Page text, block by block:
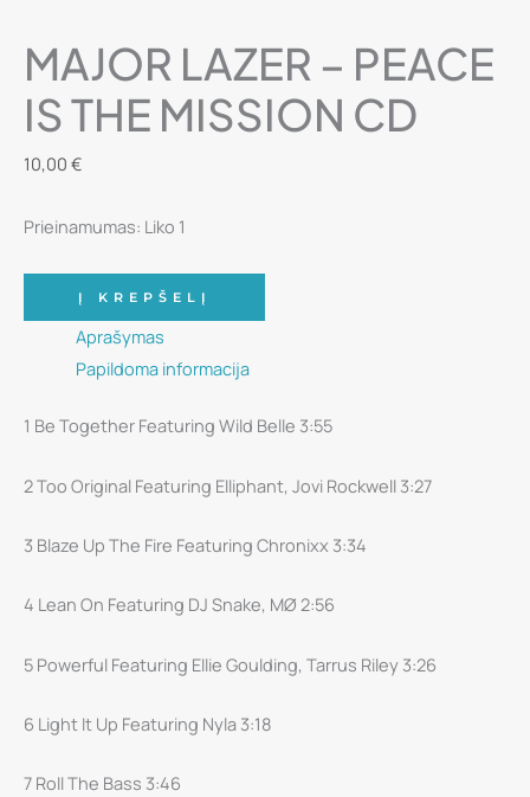
MAJOR LAZER – PEACE
IS THE MISSION CD
10,00 €
Prieinamumas: Liko 1
produkto
kiekis:
–
Is
Mission
Į KREPŠELĮ
Aprašymas
Papildoma informacija
1 Be Together Featuring Wild Belle 3:55
2 Too Original Featuring Elliphant, Jovi Rockwell 3:27
3 Blaze Up The Fire Featuring Chronixx 3:34
4 Lean On Featuring DJ Snake, MØ 2:56
5 Powerful Featuring Ellie Goulding, Tarrus Riley 3:26
6 Light It Up Featuring Nyla 3:18
7 Roll The Bass 3:46